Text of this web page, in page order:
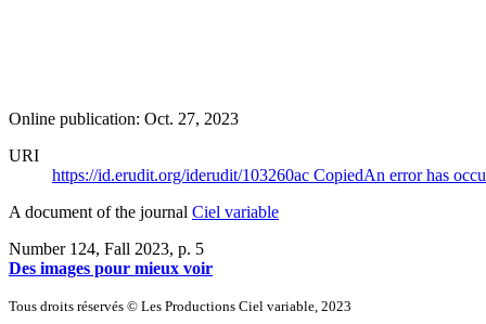
Online publication: Oct. 27, 2023
URI
https://id.erudit.org/iderudit/103260ac CopiedAn error has
A document of the journal Ciel variable
Number 124, Fall 2023, p. 5
Des images pour mieux voir
Tous droits réservés © Les Productions Ciel variable, 2023